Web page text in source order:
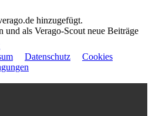
hinzugefügt.
und als Verago-Scout neue Beiträge
Datenschutz
Cookies